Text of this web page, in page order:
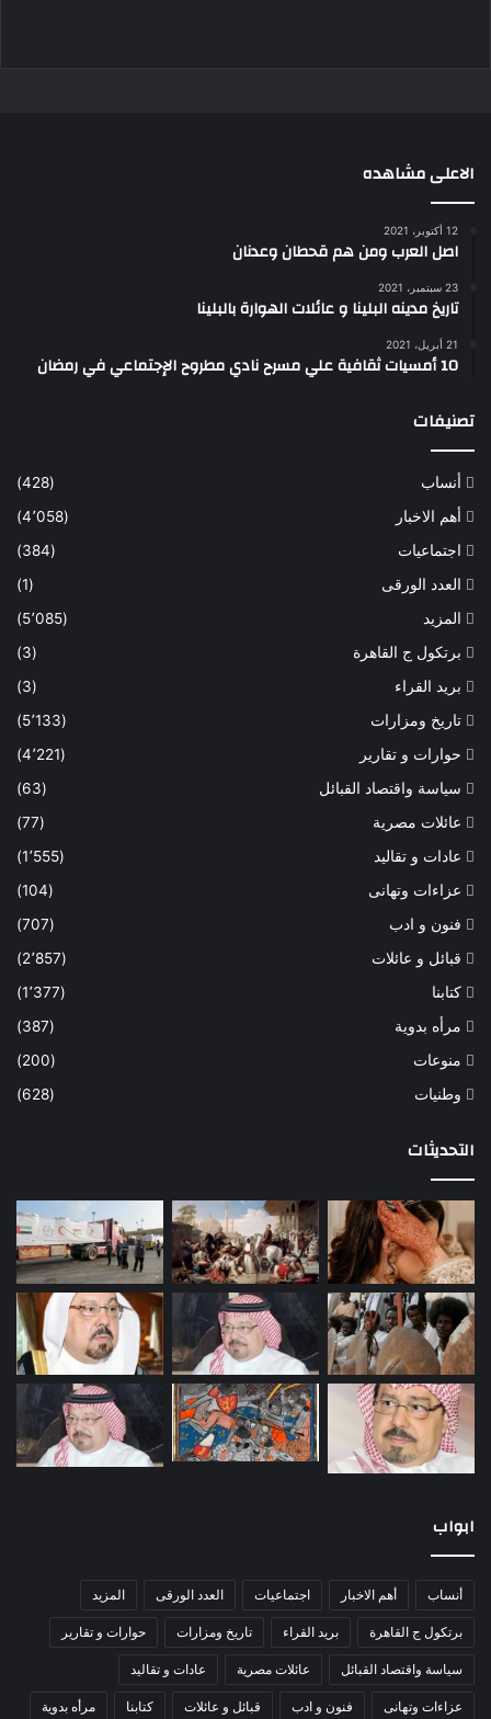
الاعلى مشاهده
12 أكتوبر، 2021
اصل العرب ومن هم قحطان وعدنان
23 سبتمبر، 2021
تاريخ مدينه البلينا و عائلات الهوارة بالبلينا
21 أبريل، 2021
10 أمسيات ثقافية علي مسرح نادي مطروح الإجتماعي في رمضان
تصنيفات
أنساب
(428)
أهم الاخبار
(4٬058)
اجتماعيات
(384)
العدد الورقى
(1)
المزيد
(5٬085)
برتكول ج القاهرة
(3)
بريد القراء
(3)
تاريخ ومزارات
(5٬133)
حوارات و تقارير
(4٬221)
سياسة واقتصاد القبائل
(63)
عائلات مصرية
(77)
عادات و تقاليد
(1٬555)
عزاءات وتهانى
(104)
فنون و ادب
(707)
قبائل و عائلات
(2٬857)
كتابنا
(1٬377)
مرأه بدوية
(387)
منوعات
(200)
وطنيات
(628)
التحديثات
ابواب
أنساب أهم الاخبار اجتماعيات العدد الورقى المزيد
برتكول ج القاهرة بريد القراء تاريخ ومزارات حوارات و تقارير
سياسة واقتصاد القبائل عائلات مصرية عادات و تقاليد
عزاءات وتهانى فنون و ادب قبائل و عائلات كتابنا مرأه بدوية